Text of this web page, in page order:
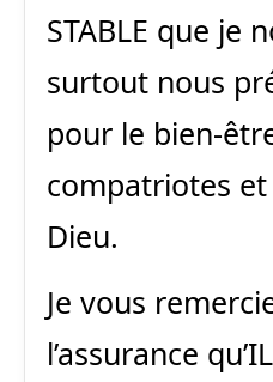
STABLE que je
surtout nous
pour le bien-
compatriotes
Dieu.
Je vous
l’assurance